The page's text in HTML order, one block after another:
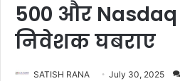
500 और Nasdaq
निवेशक घबराए
SATISH RANA July 30, 2025